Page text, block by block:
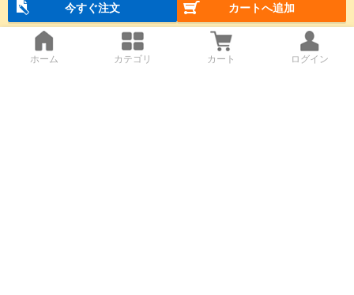
今すぐ注文
カートへ追加
ホーム カテゴリ カート ログイン